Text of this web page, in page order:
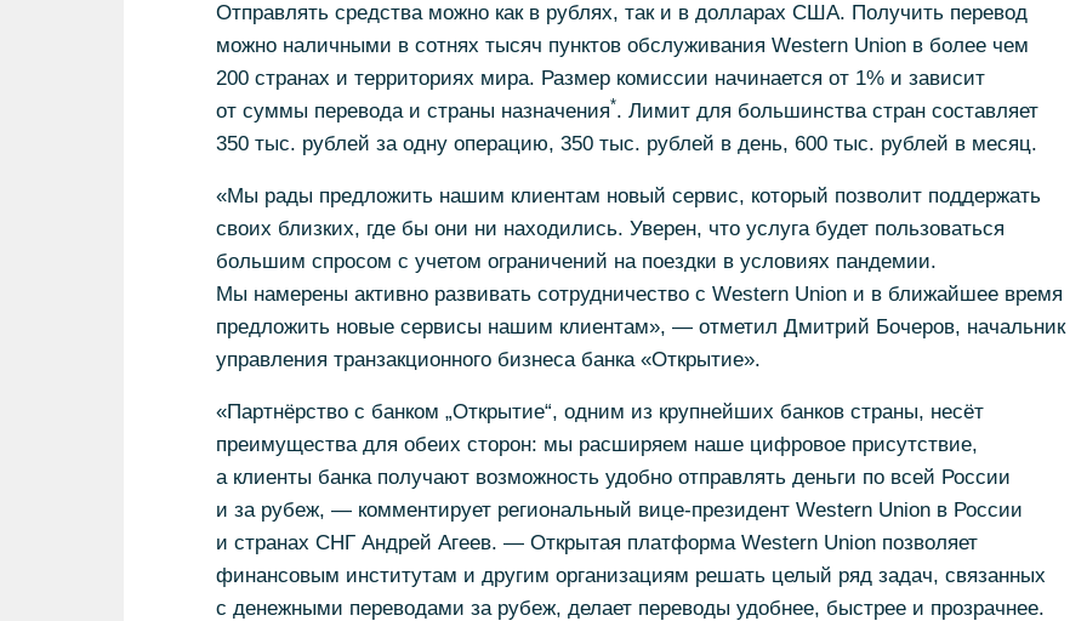
Отправлять средства можно как в рублях, так и в долларах США. Получить перевод
можно наличными в сотнях тысяч пунктов обслуживания Western Union в более чем
200 странах и территориях мира. Размер комиссии начинается от 1% и зависит
от суммы перевода и страны назначения*. Лимит для большинства стран составляет
350 тыс. рублей за одну операцию, 350 тыс. рублей в день, 600 тыс. рублей в месяц.
«Мы рады предложить нашим клиентам новый сервис, который позволит поддержать
своих близких, где бы они ни находились. Уверен, что услуга будет пользоваться
большим спросом с учетом ограничений на поездки в условиях пандемии.
Мы намерены активно развивать сотрудничество с Western Union и в ближайшее время
предложить новые сервисы нашим клиентам», — отметил Дмитрий Бочеров, начальник
управления транзакционного бизнеса банка «Открытие».
«Партнёрство с банком „Открытие“, одним из крупнейших банков страны, несёт
преимущества для обеих сторон: мы расширяем наше цифровое присутствие,
а клиенты банка получают возможность удобно отправлять деньги по всей России
и за рубеж, — комментирует региональный вице-президент Western Union в России
и странах СНГ Андрей Агеев. — Открытая платформа Western Union позволяет
финансовым институтам и другим организациям решать целый ряд задач, связанных
с денежными переводами за рубеж, делает переводы удобнее, быстрее и прозрачнее.